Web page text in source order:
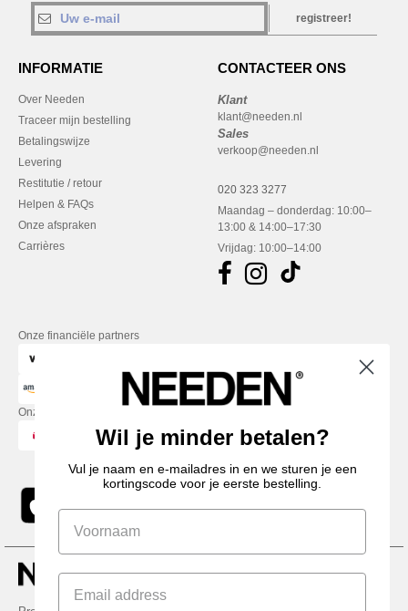
registreer!
INFORMATIE
Over Needen
Traceer mijn bestelling
Betalingswijze
Levering
Restitutie / retour
Helpen & FAQs
Onze afspraken
Carrières
CONTACTEER ONS
Klant
klant@needen.nl
Sales
verkoop@needen.nl
020 323 3277
Maandag – donderdag: 10:00–
13:00 & 14:00–17:30
Vrijdag: 10:00–14:00
Onze financiële partners
Onze transporteurs
Wil je minder betalen?
Vul je naam en e-mailadres in en we sturen je een
kortingscode voor je eerste bestelling.